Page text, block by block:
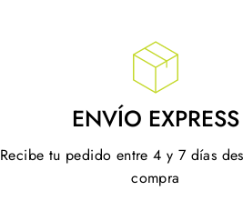
ENVÍO EXPRESS
Recibe tu pedido entre 4 y 7 días
compra